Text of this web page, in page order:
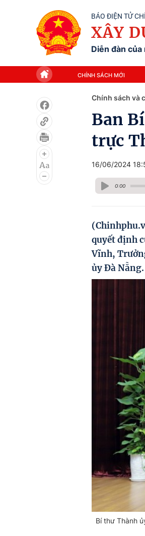
BÁO ĐIỆN TỬ
XÂY
Diễn đàn
CHÍNH SÁCH MỚI
Chính sách và
Ban
trực
16/06/2024
0:00
quyết định
Vĩnh,
ủy Đà Nẵng.
Bí thư Thành